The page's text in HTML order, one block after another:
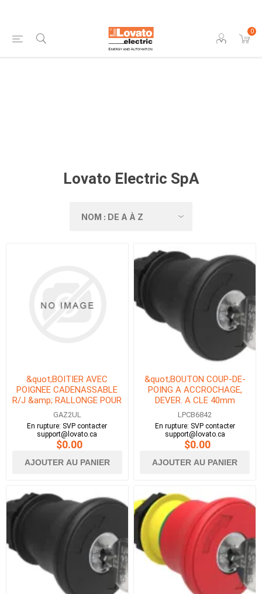
0
Lovato Electric SpA
&quot;BOITIER AVEC
POIGNEE CADENASSABLE
R/J &amp; RALLONGE POUR
GA063SA, GA063A-GA100A
NEMA4X&quot;
GAZ2UL
En rupture: SVP contacter
support@lovato.ca
$0.00
AJOUTER AU PANIER
&quot;BOUTON COUP-DE-
POING A ACCROCHAGE,
DEVER. A CLE 40mm
NOIR&quot;
LPCB6842
En rupture: SVP contacter
support@lovato.ca
$0.00
AJOUTER AU PANIER